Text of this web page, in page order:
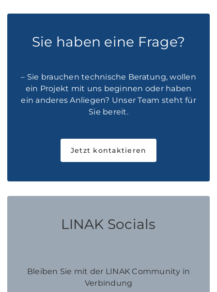
Sie haben eine Frage?
– Sie brauchen technische Beratung, wollen
ein Projekt mit uns beginnen oder haben
ein anderes Anliegen? Unser Team steht für
Sie bereit.
Jetzt kontaktieren
LINAK Socials
Bleiben Sie mit der LINAK Community in
Verbindung